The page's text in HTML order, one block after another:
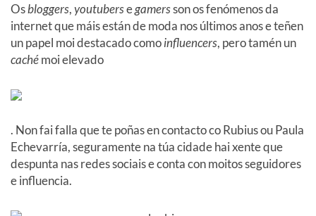
Osbloggers,youtubersegamersson os fenómenos da
internet que máis están de moda nos últimos anos e teñen
un papel moi destacado comoinfluencers, pero tamén un
cachémoi elevado
. Non fai falla que te poñas en contacto co Rubius ou Paula
Echevarría, seguramente na túa cidade hai xente que
despunta nas redes sociais e conta con moitos seguidores
e influencia.